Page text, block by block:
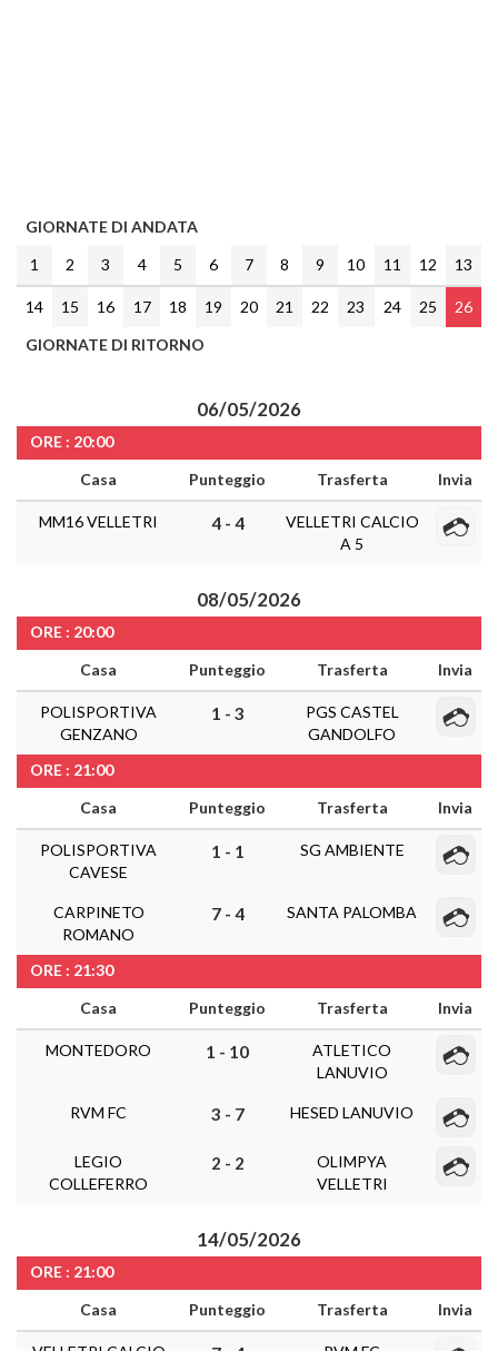
GIORNATE DI ANDATA
1
2 3 4 5 6 7 8 9 10 11 12 13
14 15 16 17 18 19 20 21 22 23 24 25
26
GIORNATE DI RITORNO
06/05/2026
ORE : 20:00
Casa
Punteggio Trasferta Invia
MM16 VELLETRI 4 - 4
VELLETRI CALCIO
A 5
08/05/2026
ORE : 20:00
Casa
Punteggio Trasferta Invia
POLISPORTIVA
GENZANO
1 - 3
PGS CASTEL
GANDOLFO
ORE : 21:00
Casa
Punteggio Trasferta Invia
POLISPORTIVA
CAVESE
1 - 1 SG AMBIENTE
CARPINETO
ROMANO
7 - 4 SANTA PALOMBA
ORE : 21:30
Casa
Punteggio Trasferta Invia
MONTEDORO 1 - 10
ATLETICO
LANUVIO
RVM FC 3 - 7 HESED LANUVIO
LEGIO
COLLEFERRO
2 - 2
OLIMPYA
VELLETRI
14/05/2026
ORE : 21:00
Casa
Punteggio Trasferta Invia